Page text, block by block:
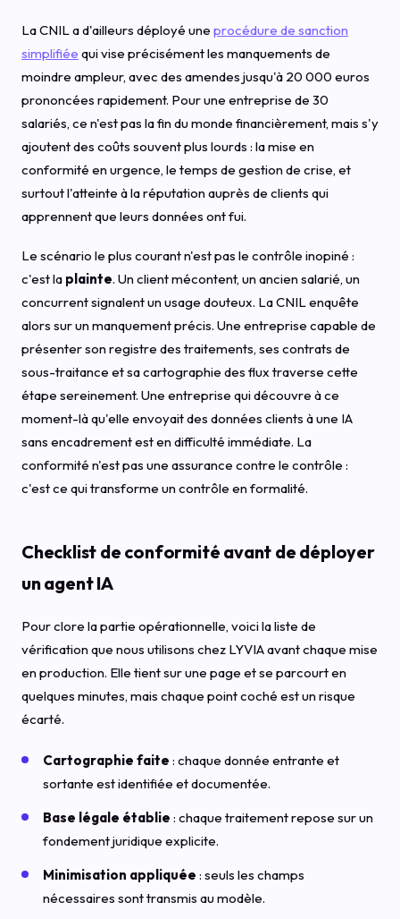
La CNIL a d'ailleurs déployé une procédure de sanction
simplifiée qui vise précisément les manquements de
moindre ampleur, avec des amendes jusqu'à 20 000 euros
prononcées rapidement. Pour une entreprise de 30
salariés, ce n'est pas la fin du monde financièrement, mais s'y
ajoutent des coûts souvent plus lourds : la mise en
conformité en urgence, le temps de gestion de crise, et
surtout l'atteinte à la réputation auprès de clients qui
apprennent que leurs données ont fui.
Le scénario le plus courant n'est pas le contrôle inopiné :
c'est la plainte. Un client mécontent, un ancien salarié, un
concurrent signalent un usage douteux. La CNIL enquête
alors sur un manquement précis. Une entreprise capable de
présenter son registre des traitements, ses contrats de
sous-traitance et sa cartographie des flux traverse cette
étape sereinement. Une entreprise qui découvre à ce
moment-là qu'elle envoyait des données clients à une IA
sans encadrement est en difficulté immédiate. La
conformité n'est pas une assurance contre le contrôle :
c'est ce qui transforme un contrôle en formalité.
Checklist de conformité avant de déployer
un agent IA
Pour clore la partie opérationnelle, voici la liste de
vérification que nous utilisons chez LYVIA avant chaque mise
en production. Elle tient sur une page et se parcourt en
quelques minutes, mais chaque point coché est un risque
écarté.
Cartographie faite : chaque donnée entrante et
sortante est identifiée et documentée.
Base légale établie : chaque traitement repose sur un
fondement juridique explicite.
Minimisation appliquée : seuls les champs
nécessaires sont transmis au modèle.